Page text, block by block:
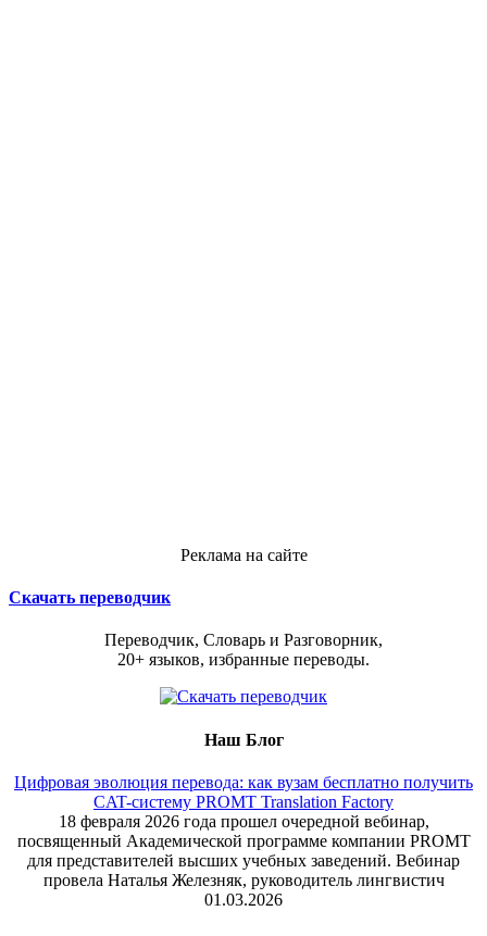
Реклама на сайте
Скачать переводчик
Переводчик, Словарь и Разговорник,
20+ языков, избранные переводы.
Наш Блог
Цифровая эволюция перевода: как вузам бесплатно получить
CAT-систему PROMT Translation Factory
18 февраля 2026 года прошел очередной вебинар,
посвященный Академической программе компании PROMT
для представителей высших учебных заведений. Вебинар
провела Наталья Железняк, руководитель лингвистич
01.03.2026